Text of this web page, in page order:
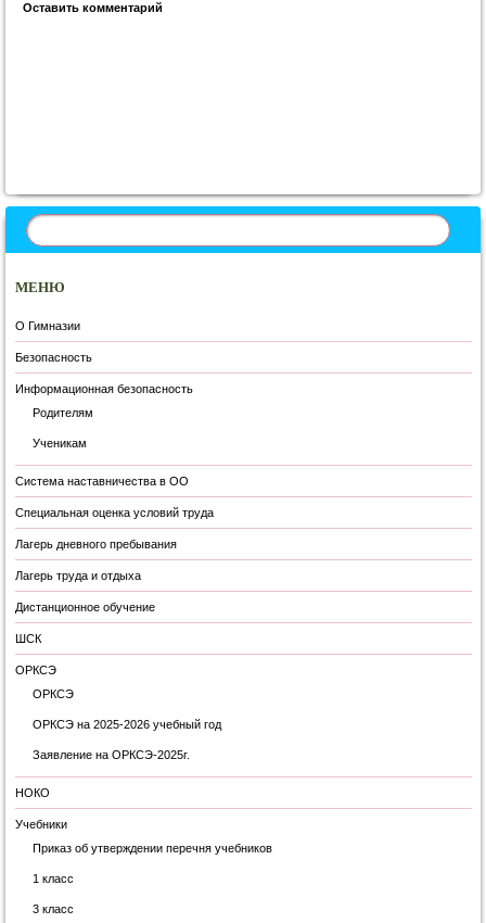
Оставить комментарий
МЕНЮ
О Гимназии
Безопасность
Информационная безопасность
Родителям
Ученикам
Система наставничества в ОО
Специальная оценка условий труда
Лагерь дневного пребывания
Лагерь труда и отдыха
Дистанционное обучение
ШСК
ОРКСЭ
ОРКСЭ
ОРКСЭ на 2025-2026 учебный год
Заявление на ОРКСЭ-2025г.
НОКО
Учебники
Приказ об утверждении перечня учебников
1 класс
3 класс